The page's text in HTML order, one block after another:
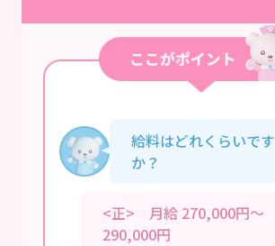
給料はどれくらいです
か？
<正> 月給 270,000円～
290,000円